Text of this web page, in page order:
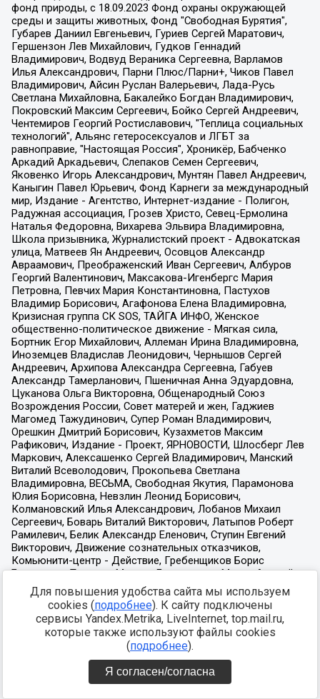
Для повышения удобства сайта мы используем
cookies (подробнее). К сайту подключены
сервисы Yandex.Metrika, LiveInternet, top.mail.ru,
которые также используют файлы cookies
(подробнее).
Я согласен/согласна